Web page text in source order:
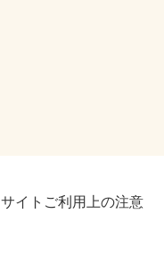
サイトご利用上の注意